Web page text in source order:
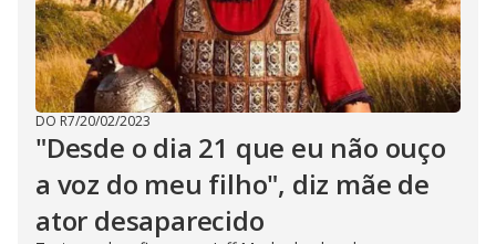
DO R7/20/02/2023
"Desde o dia 21 que eu não ouço
a voz do meu filho", diz mãe de
ator desaparecido